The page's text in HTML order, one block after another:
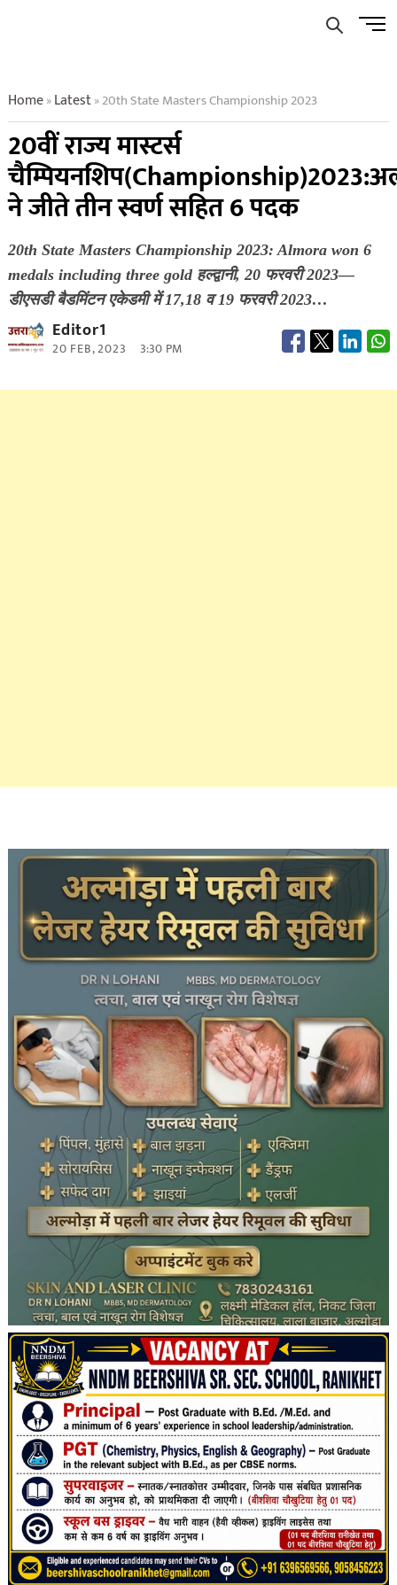
Menu
Home»Latest»20th State Masters Championship 2023
20वीं राज्य मास्टर्स
ने जीते तीन स्वर्ण सहित 6 पदक
20th State Masters Championship 2023: Almora won 6
medals including three gold हल्द्वानी, 20 फरवरी 2023—
डीएसडी बैडमिंटन एकेडमी में 17,18 व 19 फरवरी 2023…
Editor1
20 FEB, 2023 3:30 PM